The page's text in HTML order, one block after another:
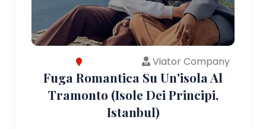
Viator Company
Fuga Romantica Su Un'isola Al
Tramonto (Isole Dei Principi,
Istanbul)